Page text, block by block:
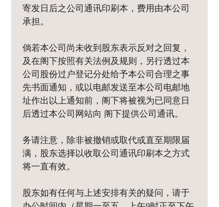
寄发日后之公司通讯印刷本，费用由本公司
承担。
倘若本公司尚未收到股东表示反对之回复，
及在阁下按照有关法例及规则，另行透过本
公司股份过户登记分处给予本公司合理之事
先书面通知，或以电邮发送至本公司电邮地
址作出以上通知前，阁下将被视为已同意日
后透过本公司网站向 阁下提供公司通讯。
务请注意，除非被撤销或取代或直至期限届
满，股东选择以收取公司通讯印刷本之方式
将一直有效。
股东如有任何与上述安排有关的疑问，请于